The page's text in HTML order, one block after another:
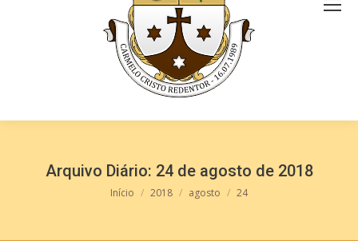
Arquivo Diário: 24 de agosto de 2018
Você está aqui:
Início 2018 agosto 24